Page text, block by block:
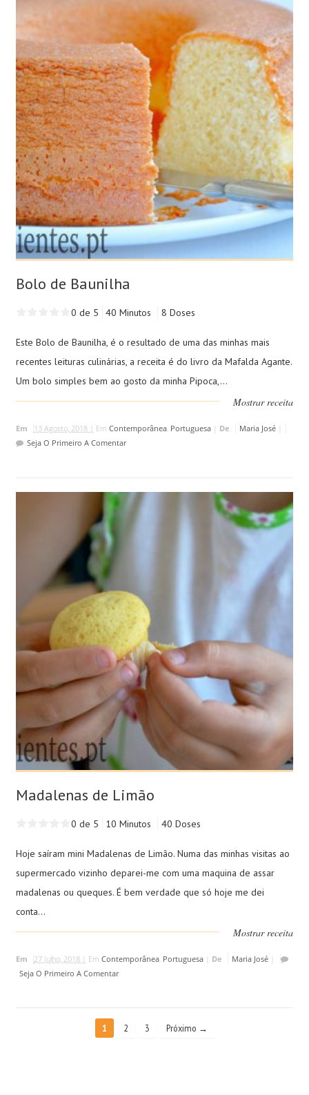
Bolo de Baunilha
0 de 5 40 Minutos 8 Doses
Este Bolo de Baunilha, é o resultado de uma das minhas mais
recentes leituras culinárias, a receita é do livro da Mafalda Agante.
Um bolo simples bem ao gosto da minha Pipoca,...
Mostrar receita
Em 13 Agosto, 2018 | Em Contemporânea, Portuguesa| De Maria José|
Seja O Primeiro A Comentar
Madalenas de Limão
0 de 5 10 Minutos 40 Doses
Hoje saíram mini Madalenas de Limão. Numa das minhas visitas ao
supermercado vizinho deparei-me com uma maquina de assar
madalenas ou queques. É bem verdade que só hoje me dei
conta...
Mostrar receita
Em 27 Julho, 2018 | Em Contemporânea, Portuguesa| De Maria José|
Seja O Primeiro A Comentar
1 2 3 Próximo →